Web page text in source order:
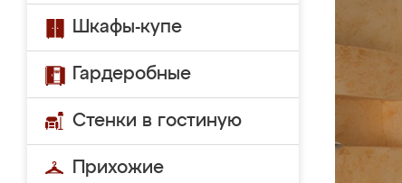
Шкафы-купе
Гардеробные
Стенки в гостиную
Прихожие